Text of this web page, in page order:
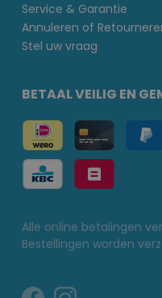
Service & Garantie
Annuleren of
Stel uw vraag
BETAAL VEILIG EN
Alle online betalingen
Bestellingen worden